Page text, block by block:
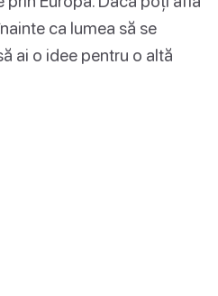
ca lumea să se
ai o idee pentru o altă